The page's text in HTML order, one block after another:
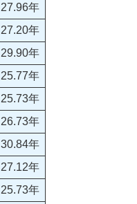
27.96年
27.20年
29.90年
25.77年
25.73年
26.73年
30.84年
27.12年
25.73年